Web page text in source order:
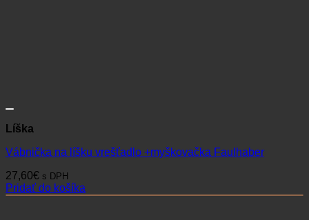
Líška
Vábnička na líšku vrešťadlo +myškovačka Faulhaber
27,60€ s DPH
Pridať do košíka